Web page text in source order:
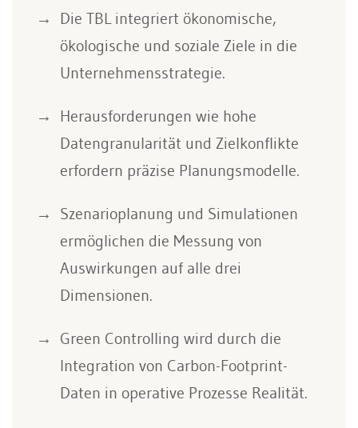
Die TBL integriert ökonomische,
ökologische und soziale Ziele in die
Unternehmensstrategie.
Herausforderungen wie hohe
Datengranularität und Zielkonflikte
erfordern präzise Planungsmodelle.
Szenarioplanung und Simulationen
ermöglichen die Messung von
Auswirkungen auf alle drei
Dimensionen.
Green Controlling wird durch die
Integration von Carbon-Footprint-
Daten in operative Prozesse Realität.